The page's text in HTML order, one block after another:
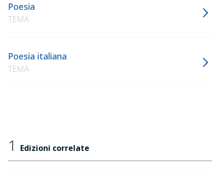
Poesia
TEMA
Poesia italiana
TEMA
1 Edizioni correlate